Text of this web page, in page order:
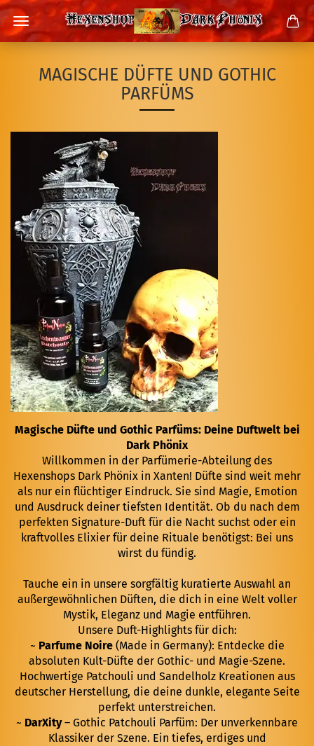
MAGISCHE DÜFTE UND GOTHIC
PARFÜMS
Magische Düfte und Gothic Parfüms: Deine Duftwelt bei
Dark Phönix
Willkommen in der Parfümerie-Abteilung des
Hexenshops Dark Phönix in Xanten! Düfte sind weit mehr
als nur ein flüchtiger Eindruck. Sie sind Magie, Emotion
und Ausdruck deiner tiefsten Identität. Ob du nach dem
perfekten Signature-Duft für die Nacht suchst oder ein
kraftvolles Elixier für deine Rituale benötigst: Bei uns
wirst du fündig.
Tauche ein in unsere sorgfältig kuratierte Auswahl an
außergewöhnlichen Düften, die dich in eine Welt voller
Mystik, Eleganz und Magie entführen.
Unsere Duft-Highlights für dich:
~ Parfume Noire(Made in Germany): Entdecke die
absoluten Kult-Düfte der Gothic- und Magie-Szene.
Hochwertige Patchouli und Sandelholz Kreationen aus
deutscher Herstellung, die deine dunkle, elegante Seite
perfekt unterstreichen.
~ DarXity– Gothic Patchouli Parfüm: Der unverkennbare
Klassiker der Szene. Ein tiefes, erdiges und